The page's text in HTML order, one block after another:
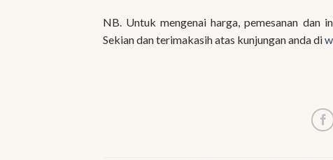
NB. Untuk mengenai harga, pemesanan dan
Sekian dan terimakasih atas kunjungan anda di